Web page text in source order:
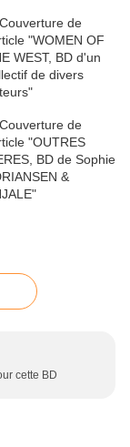
cette BD